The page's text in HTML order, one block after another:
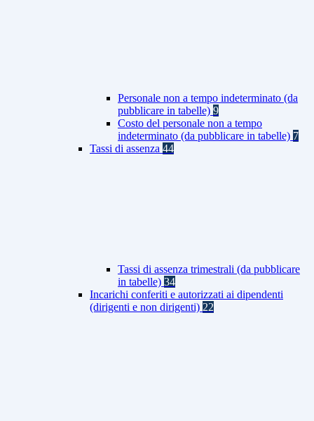
Personale non a tempo indeterminato (da
pubblicare in tabelle) 9
Costo del personale non a tempo
indeterminato (da pubblicare in tabelle) 7
Tassi di assenza 44
Tassi di assenza trimestrali (da pubblicare
in tabelle) 34
Incarichi conferiti e autorizzati ai dipendenti
(dirigenti e non dirigenti) 22